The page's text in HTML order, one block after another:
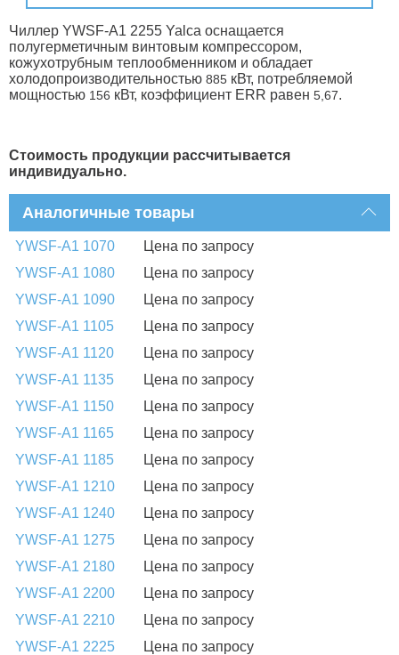
Чиллер YWSF-A1 2255 Yalca оснащается
полугерметичным винтовым компрессором,
кожухотрубным теплообменником и обладает
холодопроизводительностью 885 кВт, потребляемой
мощностью 156 кВт, коэффициент ERR равен 5,67.
Стоимость продукции рассчитывается
индивидуально.
Аналогичные товары
YWSF-A1 1070
Цена по запросу
YWSF-A1 1080
Цена по запросу
YWSF-A1 1090
Цена по запросу
YWSF-A1 1105
Цена по запросу
YWSF-A1 1120
Цена по запросу
YWSF-A1 1135
Цена по запросу
YWSF-A1 1150
Цена по запросу
YWSF-A1 1165
Цена по запросу
YWSF-A1 1185
Цена по запросу
YWSF-A1 1210
Цена по запросу
YWSF-A1 1240
Цена по запросу
YWSF-A1 1275
Цена по запросу
YWSF-A1 2180
Цена по запросу
YWSF-A1 2200
Цена по запросу
YWSF-A1 2210
Цена по запросу
YWSF-A1 2225
Цена по запросу